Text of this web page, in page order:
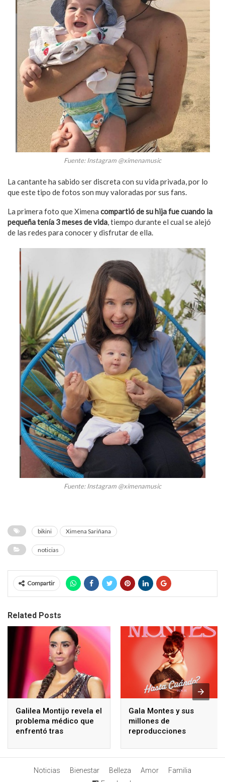
Fuente: Instagram @ximenamusic
La cantante ha sabido ser discreta con su vida privada, por lo
que este tipo de fotos son muy valoradas por sus fans.
La primera foto que Ximena compartió de su hija fue cuando la
pequeña tenía 3 meses de vida, tiempo durante el cual se alejó
de las redes para conocer y disfrutar de ella.
Fuente: Instagram @ximenamusic
bikini Ximena Sariñana
noticias
Compartir
Related Posts
Galilea Montijo revela el
problema médico que
enfrentó tras
Gala Montes y sus
millones de
reproducciones
Noticias Bienestar Belleza Amor
Familia